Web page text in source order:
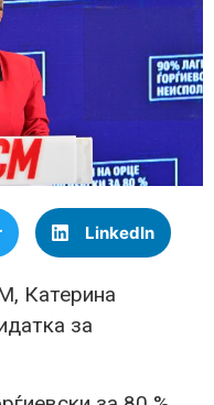
LinkedIn
Катерина
за